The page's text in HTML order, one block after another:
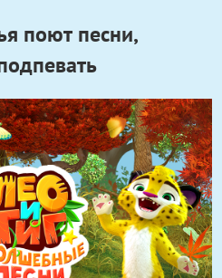
поют песни,